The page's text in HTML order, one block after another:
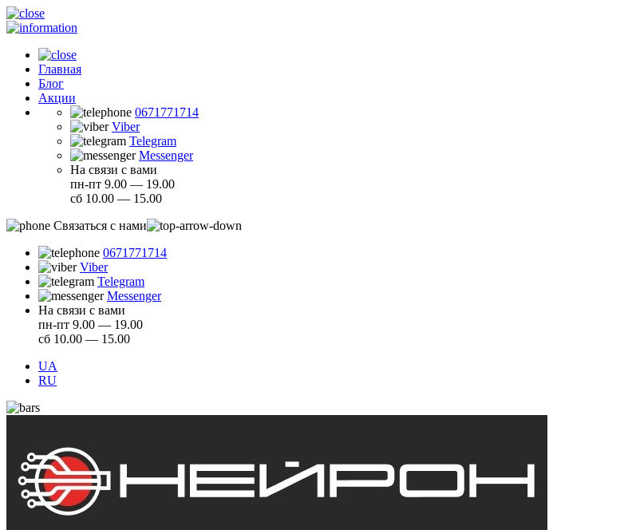
Главная
Блог
Акции
0671771714
Viber
Telegram
Messenger
На связи с вами
пн-пт 9.00 — 19.00
сб 10.00 — 15.00
Связаться с нами
0671771714
Viber
Telegram
Messenger
На связи с вами
пн-пт 9.00 — 19.00
сб 10.00 — 15.00
UA
RU